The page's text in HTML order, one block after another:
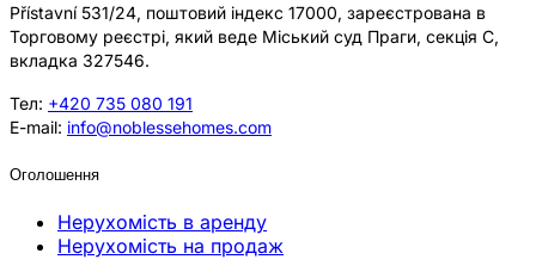
Přístavní 531/24, поштовий індекс 17000, зареєстрована в
Торговому реєстрі, який веде Міський суд Праги, секція C,
вкладка 327546.
Тел: +420 735 080 191
E-mail: info@noblessehomes.com
Оголошення
Нерухомість в аренду
Нерухомість на продаж